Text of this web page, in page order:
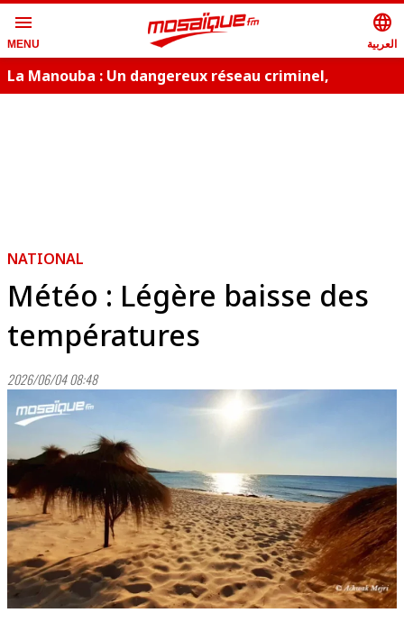
menu
MENU
language
العربية
La Manouba : Un dangereux réseau criminel,
NATIONAL
Météo : Légère baisse des
températures
2026/06/04 08:48